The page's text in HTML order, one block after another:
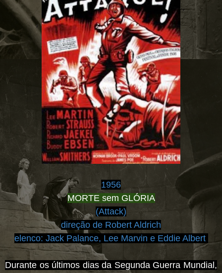
1956
MORTE sem GLÓRIA
(Attack)
direção de Robert Aldrich
elenco: Jack Palance, Lee Marvin e Eddie Albert
Durante os últimos dias da Segunda Guerra Mundial,